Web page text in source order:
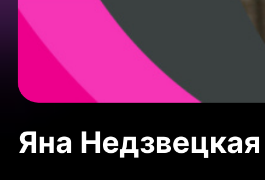
Яна Недзвецкая